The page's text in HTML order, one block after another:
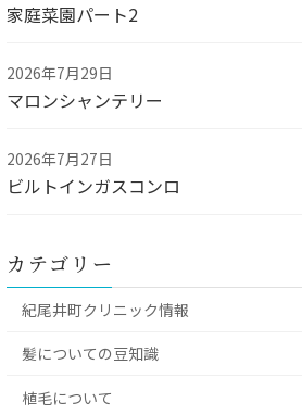
家庭菜園パート2
2026年7月29日
マロンシャンテリー
2026年7月27日
ビルトインガスコンロ
カテゴリー
紀尾井町クリニック情報
髪についての豆知識
植毛について